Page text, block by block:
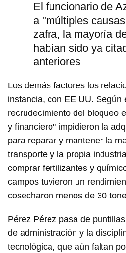
El funcionario de
a "múltiples
zafra, la mayoría
habían sido ya
anteriores
Los demás factores los
instancia, con EE UU. Según
recrudecimiento del bloqueo
y financiero" impidieron la
para reparar y mantener la
transporte y la propia
comprar fertilizantes y
campos tuvieron un
cosecharon menos de 30
Pérez Pérez pasa de
de administración y la
tecnológica, que aún faltan